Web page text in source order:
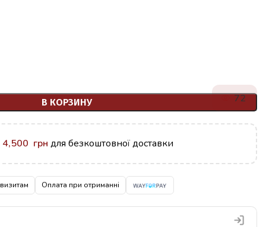
В КОРЗИНУ 72
4,500 грн для безкоштовної доставки
Оплата при отриманні